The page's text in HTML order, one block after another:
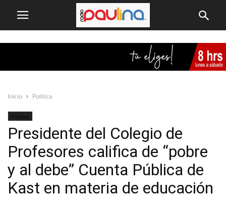
Inicio Política
Política
Presidente del Colegio de
Profesores califica de “pobre
y al debe” Cuenta Pública de
Kast en materia de educación